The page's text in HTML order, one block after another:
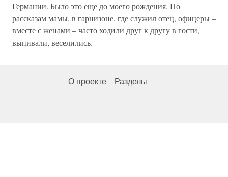
Германии. Было это еще до моего рождения. По
рассказам мамы, в гарнизоне, где служил отец, офицеры –
вместе с женами – часто ходили друг к другу в гости,
выпивали, веселились.
О проекте Разделы